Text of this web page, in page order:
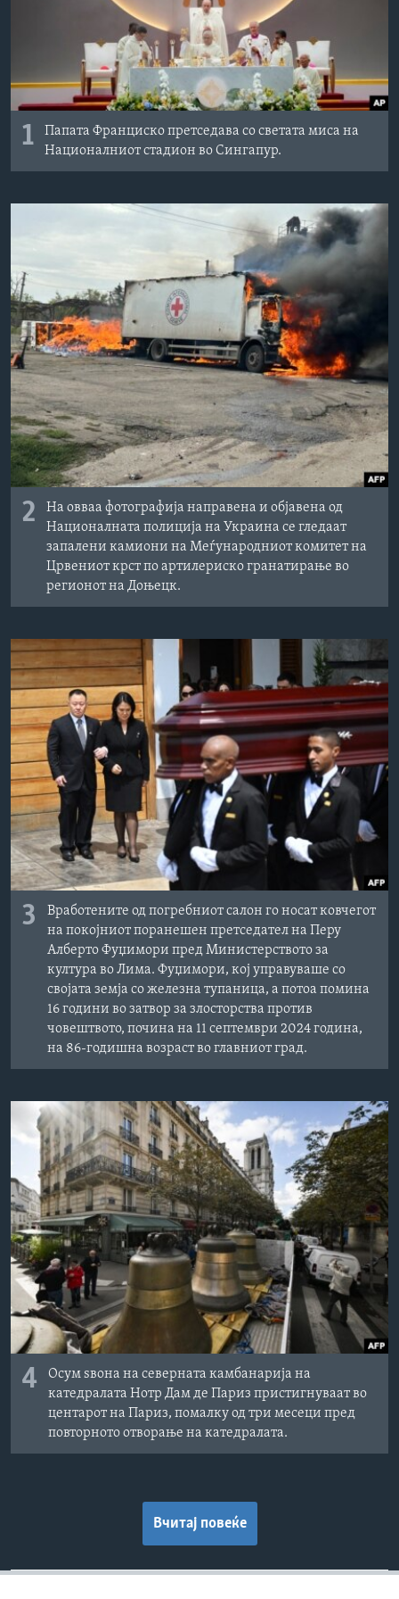
1
Папата Франциско претседава со светата миса на
Националниот стадион во Сингапур.
2
На овваа фотографија направена и објавена од
Националната полиција на Украина се гледаат
запалени камиони на Меѓународниот комитет на
Црвениот крст по артилериско гранатирање во
регионот на Доњецк.
3
Вработените од погребниот салон го носат ковчегот
на покојниот поранешен претседател на Перу
Алберто Фуџимори пред Министерството за
култура во Лима. Фуџимори, кој управуваше со
својата земја со железна тупаница, а потоа помина
16 години во затвор за злосторства против
човештвото, почина на 11 септември 2024 година,
на 86-годишна возраст во главниот град.
4
Осум ѕвона на северната камбанарија на
катедралата Нотр Дам де Париз пристигнуваат во
центарот на Париз, помалку од три месеци пред
повторното отворање на катедралата.
Вчитај повеќе